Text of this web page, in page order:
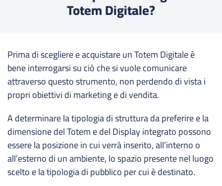
Totem Digitale?
Prima di scegliere e acquistare un Totem Digitale è
bene interrogarsi su ciò che si vuole comunicare
attraverso questo strumento, non perdendo di vista i
propri obiettivi di marketing e di vendita.
A determinare la tipologia di struttura da preferire e la
dimensione del Totem e del Display integrato possono
essere la posizione in cui verrà inserito, all’interno o
all’esterno di un ambiente, lo spazio presente nel luogo
scelto e la tipologia di pubblico per cui è destinato.